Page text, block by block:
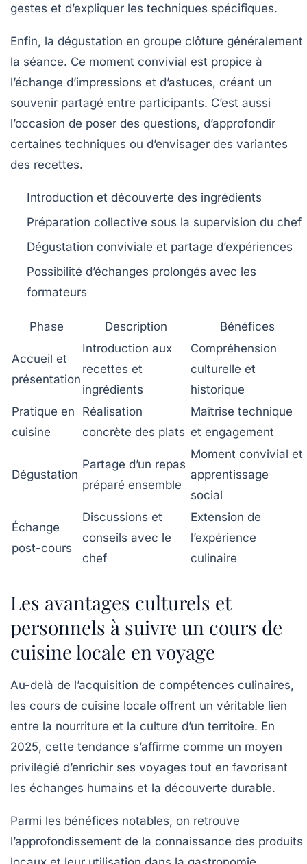
gestes et d’expliquer les techniques spécifiques.
Enfin, la dégustation en groupe clôture généralement
la séance. Ce moment convivial est propice à
l’échange d’impressions et d’astuces, créant un
souvenir partagé entre participants. C’est aussi
l’occasion de poser des questions, d’approfondir
certaines techniques ou d’envisager des variantes
des recettes.
Introduction et découverte des ingrédients
Préparation collective sous la supervision du chef
Dégustation conviviale et partage d’expériences
Possibilité d’échanges prolongés avec les
formateurs
Phase Description Bénéfices
Accueil et
présentation
Introduction aux
recettes et
ingrédients
Compréhension
culturelle et
historique
Pratique en
cuisine
Réalisation
concrète des plats
Maîtrise technique
et engagement
Dégustation
Partage d’un repas
préparé ensemble
Moment convivial et
apprentissage
social
Échange
post-cours
Discussions et
conseils avec le
chef
Extension de
l’expérience
culinaire
Les avantages culturels et
personnels à suivre un cours de
cuisine locale en voyage
Au-delà de l’acquisition de compétences culinaires,
les cours de cuisine locale offrent un véritable lien
entre la nourriture et la culture d’un territoire. En
2025, cette tendance s’affirme comme un moyen
privilégié d’enrichir ses voyages tout en favorisant
les échanges humains et la découverte durable.
Parmi les bénéfices notables, on retrouve
l’approfondissement de la connaissance des produits